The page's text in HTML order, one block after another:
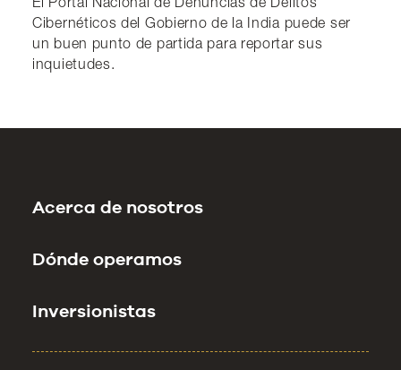
Cibernéticos del Gobierno de la India puede ser
un buen punto de partida para reportar sus
inquietudes.
Acerca de nosotros
Dónde operamos
Inversionistas